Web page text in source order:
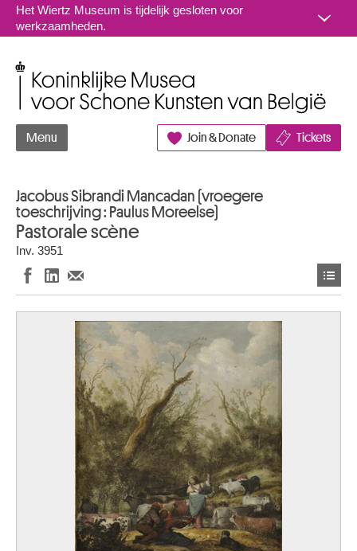
Naar inhoud
Het Wiertz Museum is tijdelijk gesloten voor
werkzaamheden.
Menu Join & Donate Tickets
Jacobus Sibrandi Mancadan (vroegere
toeschrijving : Paulus Moreelse)
Pastorale scène
Inv. 3951